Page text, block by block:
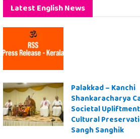
Latest English News
Palakkad – Kanchi
Shankaracharya
Societal
Cultural
Sangh Sanghik